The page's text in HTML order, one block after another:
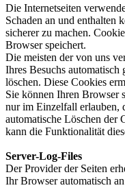
Die Internetseiten
Schaden an und enthalten
sicherer zu machen.
Browser speichert.
Die meisten der von uns
Ihres Besuchs
löschen. Diese Cookies
Sie können Ihren Browser
nur im Einzelfall erlauben,
automatische Löschen der
kann die Funktionalität
Server-Log-Files
Der Provider der Seiten
Ihr Browser automatisch